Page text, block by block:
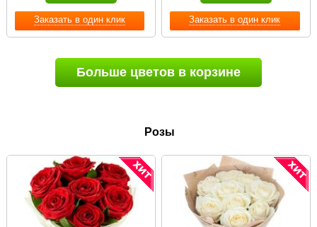
Заказать в один клик Заказать в один клик
Больше цветов в корзине
Розы